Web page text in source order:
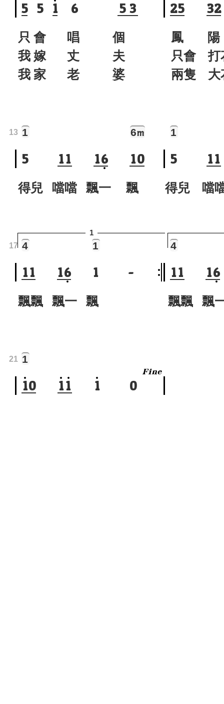
5 5 1 6 5 3
只 會 唱 個
我 嫁 丈 夫
我 家 老 婆
25 32
鳳
只會 打
兩隻 大
1 6m
5 11 16 10
13
得兒 噹噹 飄一 飄
1
5 11
得兒 噹
4 1
1
11 16 1 -
17
飄飄 飄一 飄
4
11 16
飄飄 飄
1
10 11 1 0
21